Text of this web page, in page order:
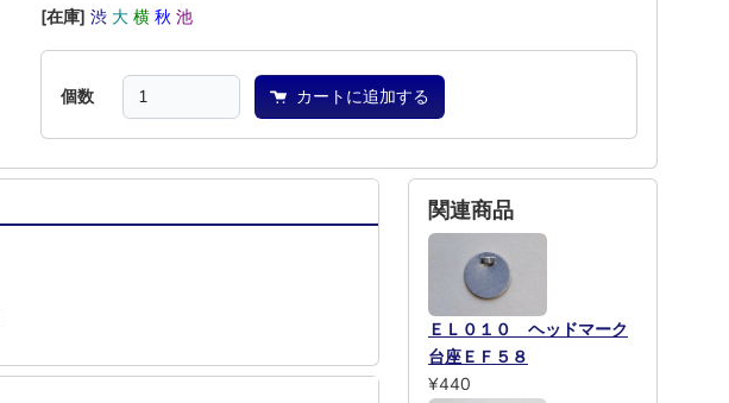
[在庫] 渋 大 横 秋 池
個数 カートに追加する
関連商品
ＥＬ０１０ ヘッドマーク
台座ＥＦ５８
¥440